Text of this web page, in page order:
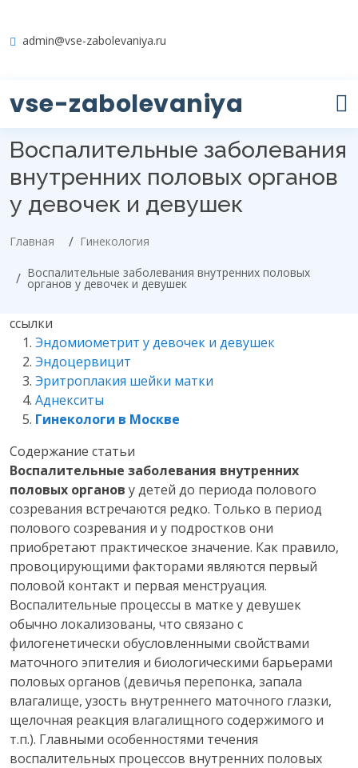
admin@vse-zabolevaniya.ru
vse-zabolevaniya
Воспалительные заболевания
внутренних половых органов
у девочек и девушек
Главная Гинекология
Воспалительные заболевания внутренних половых
органов у девочек и девушек
ссылки
Эндомиометрит у девочек и девушек
Эндоцервицит
Эритроплакия шейки матки
Аднекситы
Гинекологи в Москве
Содержание статьи
Воспалительные заболевания внутренних
половых органов у детей до периода полового
созревания встречаются редко. Только в период
полового созревания и у подростков они
приобретают практическое значение. Как правило,
провоцирующими факторами являются первый
половой контакт и первая менструация.
Воспалительные процессы в матке у девушек
обычно локализованы, что связано с
филогенетически обусловленными свойствами
маточного эпителия и биологическими барьерами
половых органов (девичья перепонка, запала
влагалище, узость внутреннего маточного глазки,
щелочная реакция влагалищного содержимого и
т.п.). Главными особенностями течения
воспалительных процессов внутренних половых